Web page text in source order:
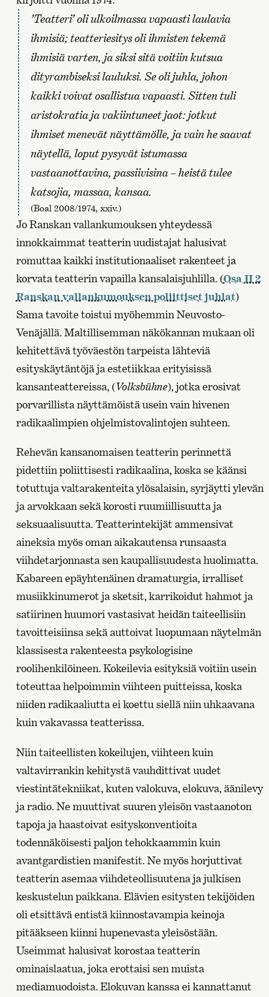
’Teatteri’ oli ulkoilmassa vapaasti laulavia
ihmisiä; teatteriesitys oli ihmisten tekemä
ihmisiä varten, ja siksi sitä voitiin kutsua
dityrambiseksi lauluksi. Se oli juhla, johon
kaikki voivat osallistua vapaasti. Sitten tuli
aristokratia ja vakiintuneet jaot: jotkut
ihmiset menevät näyttämölle, ja vain he saavat
näytellä, loput pysyvät istumassa
vastaanottavina, passiivisina – heistä tulee
katsojia, massaa, kansaa.
(Boal 2008/1974, xxiv.)
Jo Ranskan vallankumouksen yhteydessä
innokkaimmat teatterin uudistajat halusivat
romuttaa kaikki institutionaaliset rakenteet ja
korvata teatterin vapailla kansalaisjuhlilla. (Osa II 2
Ranskan vallankumouksen poliittiset juhlat)
Sama tavoite toistui myöhemmin Neuvosto-
Venäjällä. Maltillisemman näkökannan mukaan oli
kehitettävä työväestön tarpeista lähteviä
esityskäytäntöjä ja estetiikkaa erityisissä
kansanteattereissa, (Volksbühne), jotka erosivat
porvarillista näyttämöistä usein vain hivenen
radikaalimpien ohjelmistovalintojen suhteen.
Rehevän kansanomaisen teatterin perinnettä
pidettiin poliittisesti radikaalina, koska se käänsi
totuttuja valtarakenteita ylösalaisin, syrjäytti ylevän
ja arvokkaan sekä korosti ruumiillisuutta ja
seksuaalisuutta. Teatterintekijät ammensivat
aineksia myös oman aikakautensa runsaasta
viihdetarjonnasta sen kaupallisuudesta huolimatta.
Kabareen epäyhtenäinen dramaturgia, irralliset
musiikkinumerot ja sketsit, karrikoidut hahmot ja
satiirinen huumori vastasivat heidän taiteellisiin
tavoitteisiinsa sekä auttoivat luopumaan näytelmän
klassisesta rakenteesta psykologisine
roolihenkilöineen. Kokeilevia esityksiä voitiin usein
toteuttaa helpoimmin viihteen puitteissa, koska
niiden radikaaliutta ei koettu siellä niin uhkaavana
kuin vakavassa teatterissa.
Niin taiteellisten kokeilujen, viihteen kuin
valtavirrankin kehitystä vauhdittivat uudet
viestintätekniikat, kuten valokuva, elokuva, äänilevy
ja radio. Ne muuttivat suuren yleisön vastaanoton
tapoja ja haastoivat esityskonventioita
todennäköisesti paljon tehokkaammin kuin
avantgardistien manifestit. Ne myös horjuttivat
teatterin asemaa viihdeteollisuutena ja julkisen
keskustelun paikkana. Elävien esitysten tekijöiden
oli etsittävä entistä kiinnostavampia keinoja
pitääkseen kiinni hupenevasta yleisöstään.
Useimmat halusivat korostaa teatterin
ominaislaatua, joka erottaisi sen muista
mediamuodoista. Elokuvan kanssa ei kannattanut